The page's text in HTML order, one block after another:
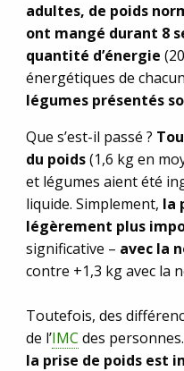
adultes, de poids
ont mangé durant 8
quantité d’énergie
énergétiques de
légumes présentés
Que s’est-il passé ?
du poids(1,6 kg en
et légumes aient été
liquide. Simplement, la
légèrement plus
significative – avec la
contre +1,3 kg avec la
Toutefois, des
de l’IMC des personnes.
la prise de poids est